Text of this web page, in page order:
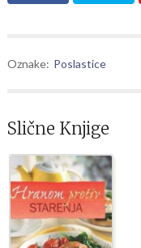
Oznake: Poslastice
Slične Knjige